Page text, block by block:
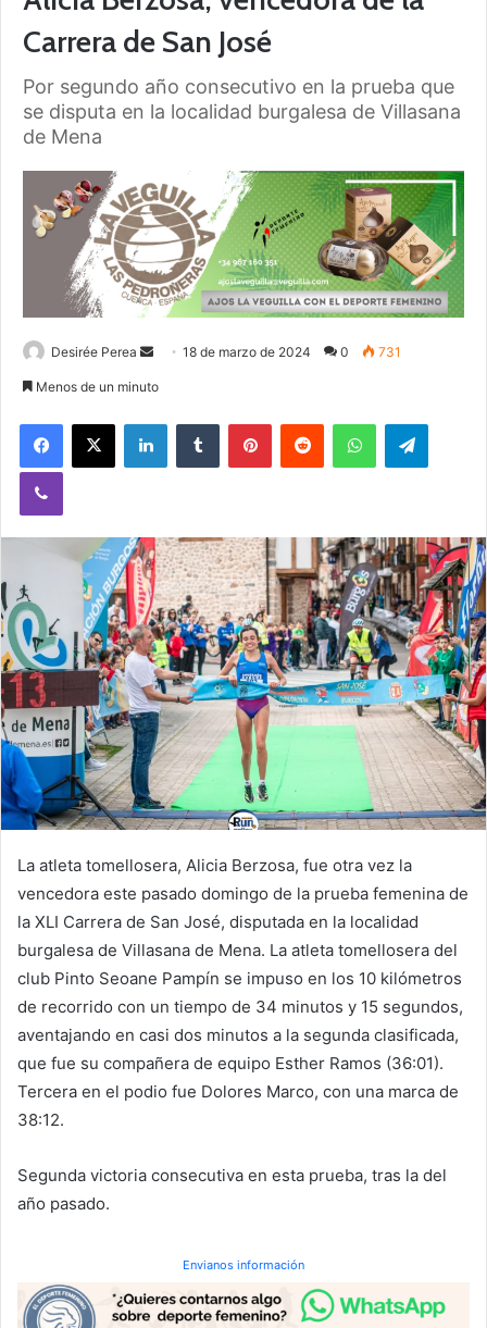
Carrera de San José
Por segundo año consecutivo en la prueba que
se disputa en la localidad burgalesa de Villasana
de Mena
Desirée Perea
m
a
i
l
18 de marzo de 2024 0 731
Menos de un minuto
La atleta tomellosera, Alicia Berzosa, fue otra vez la
vencedora este pasado domingo de la prueba femenina de
la XLI Carrera de San José, disputada en la localidad
burgalesa de Villasana de Mena. La atleta tomellosera del
club Pinto Seoane Pampín se impuso en los 10 kilómetros
de recorrido con un tiempo de 34 minutos y 15 segundos,
aventajando en casi dos minutos a la segunda clasificada,
que fue su compañera de equipo Esther Ramos (36:01).
Tercera en el podio fue Dolores Marco, con una marca de
38:12.
Segunda victoria consecutiva en esta prueba, tras la del
año pasado.
Envianos información